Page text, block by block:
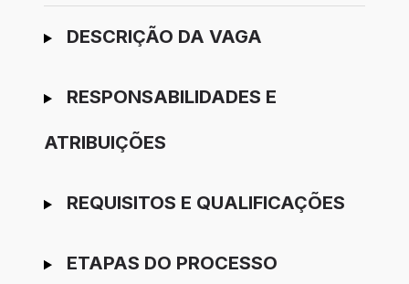
Ir para candidatura
DESCRIÇÃO DA VAGA
RESPONSABILIDADES E
ATRIBUIÇÕES
REQUISITOS E QUALIFICAÇÕES
ETAPAS DO PROCESSO